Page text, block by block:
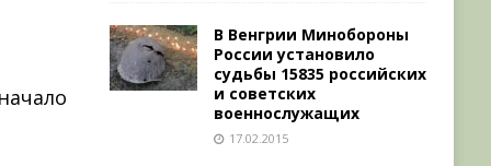
В Венгрии Минобороны
России установило
судьбы 15835 российских
и советских
военнослужащих
17.02.2015